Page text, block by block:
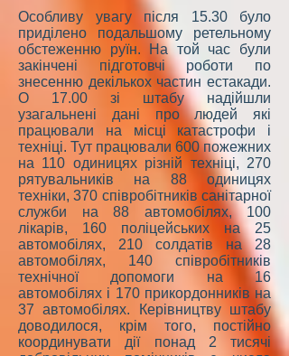
Особливу увагу після 15.30 було
приділено подальшому ретельному
обстеженню руїн. На той час були
закінчені підготовчі роботи по
знесенню декількох частин естакади.
О 17.00 зі штабу надійшли
узагальнені дані про людей які
працювали на місці катастрофи і
техніці. Тут працювали 600 пожежних
на 110 одиницях різній техніці, 270
рятувальників на 88 одиницях
техніки, 370 співробітників санітарної
служби на 88 автомобілях, 100
лікарів, 160 поліцейських на 25
автомобілях, 210 солдатів на 28
автомобілях, 140 співробітників
технічної допомоги на 16
автомобілях і 170 прикордонників на
37 автомобілях. Керівництву штабу
доводилося, крім того, постійно
координувати дії понад 2 тисячі